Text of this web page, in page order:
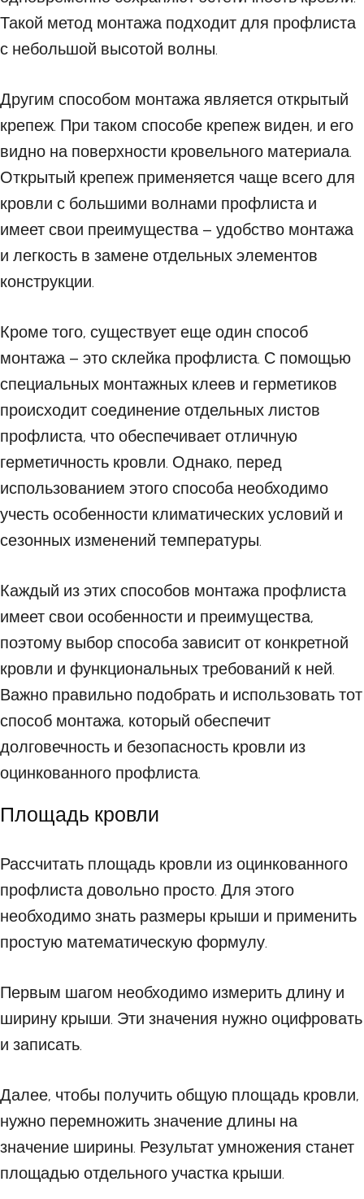
Такой метод монтажа подходит для профлиста
с небольшой высотой волны.
Другим способом монтажа является открытый
крепеж. При таком способе крепеж виден, и его
видно на поверхности кровельного материала.
Открытый крепеж применяется чаще всего для
кровли с большими волнами профлиста и
имеет свои преимущества – удобство монтажа
и легкость в замене отдельных элементов
конструкции.
Кроме того, существует еще один способ
монтажа – это склейка профлиста. С помощью
специальных монтажных клеев и герметиков
происходит соединение отдельных листов
профлиста, что обеспечивает отличную
герметичность кровли. Однако, перед
использованием этого способа необходимо
учесть особенности климатических условий и
сезонных изменений температуры.
Каждый из этих способов монтажа профлиста
имеет свои особенности и преимущества,
поэтому выбор способа зависит от конкретной
кровли и функциональных требований к ней.
Важно правильно подобрать и использовать тот
способ монтажа, который обеспечит
долговечность и безопасность кровли из
оцинкованного профлиста.
Площадь кровли
Рассчитать площадь кровли из оцинкованного
профлиста довольно просто. Для этого
необходимо знать размеры крыши и применить
простую математическую формулу.
Первым шагом необходимо измерить длину и
ширину крыши. Эти значения нужно оцифровать
и записать.
Далее, чтобы получить общую площадь кровли,
нужно перемножить значение длины на
значение ширины. Результат умножения станет
площадью отдельного участка крыши.